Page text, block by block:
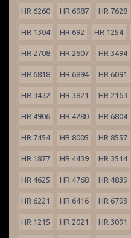
HR 6260 HR 6987 HR 7628
HR 1304 HR 692 HR 1254
HR 2708 HR 2607 HR 3494
HR 6818 HR 6894 HR 6091
HR 3432 HR 3821 HR 2163
HR 4906 HR 4280 HR 6804
HR 7454 HR 8005 HR 8557
HR 1877 HR 4439 HR 3514
HR 4625 HR 4768 HR 4839
HR 6221 HR 6416 HR 6793
HR 1215 HR 2021 HR 3091